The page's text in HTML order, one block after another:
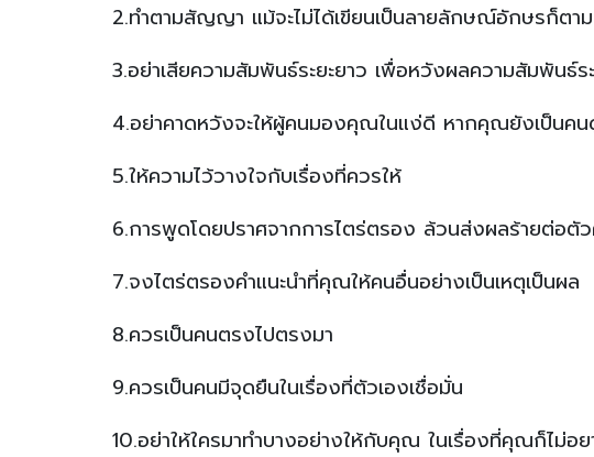
2.ทำตามสัญญา แม้จะไม่ได้เขียนเป็นลายลักษณ์อักษรก็ตาม
3.อย่าเสียความสัมพันธ์ระยะยาว เพื่อหวังผลความสัมพันธ์ร
4.อย่าคาดหวังจะให้ผู้คนมองคุณในแง่ดี หากคุณยังเป็นค
5.ให้ความไว้วางใจกับเรื่องที่ควรให้
6.การพูดโดยปราศจากการไตร่ตรอง ล้วนส่งผลร้ายต่อตั
7.จงไตร่ตรองคำแนะนำที่คุณให้คนอื่นอย่างเป็นเหตุเป็นผล
8.ควรเป็นคนตรงไปตรงมา
9.ควรเป็นคนมีจุดยืนในเรื่องที่ตัวเองเชื่อมั่น
10.อย่าให้ใครมาทำบางอย่างให้กับคุณ ในเรื่องที่คุณก็ไม่อย